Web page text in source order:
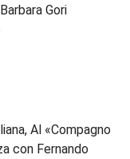
Gori
Al «Compagno
con Fernando